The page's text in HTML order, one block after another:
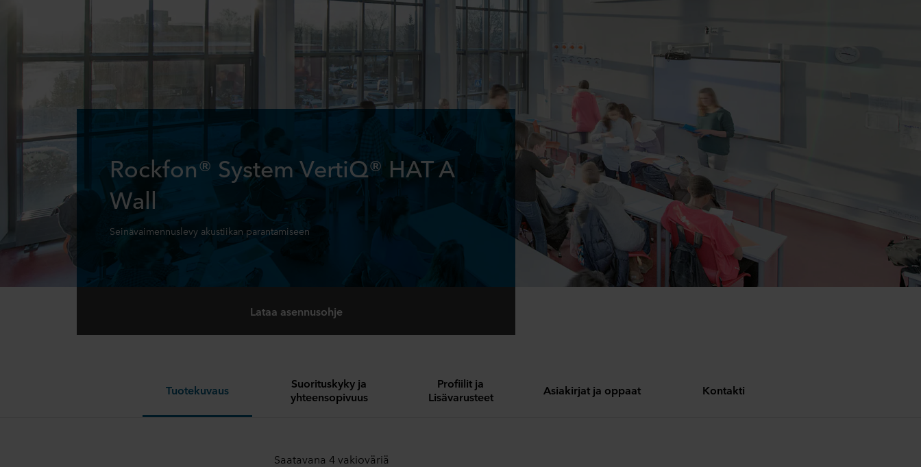
Rockfon® System VertiQ® HAT A
Wall
Seinävaimennuslevy akustiikan parantamiseen
Lataa asennusohje
Tuotekuvaus
Suorituskyky ja
yhteensopivuus
Profiilit ja
Lisävarusteet
Asiakirjat ja oppaat Kontakti
Saatavana 4 vakioväriä